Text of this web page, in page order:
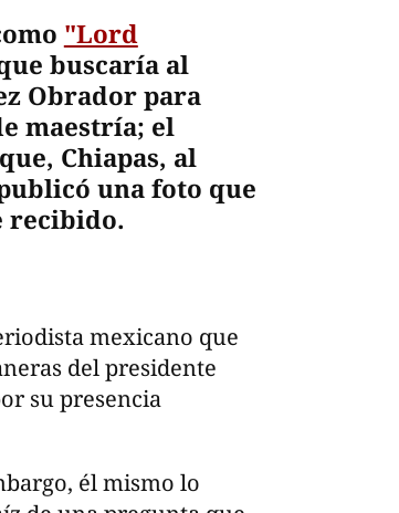
"Lord
buscaría al
Obrador para
maestría; el
Chiapas, al
una foto que
recibido.
mexicano que
del presidente
su presencia
él mismo lo